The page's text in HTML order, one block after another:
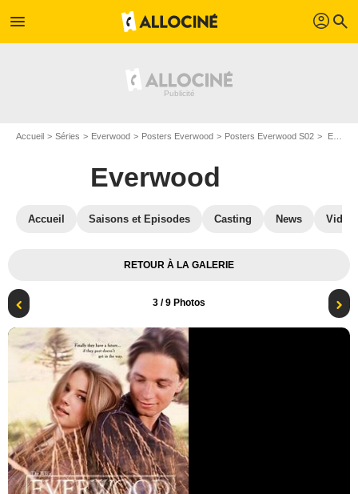
menu profil search
Accueil Séries Everwood Posters Everwood Posters Everwood S02 Everwood - Saison 2: Affiche
Everwood
Accueil Saisons et Episodes Casting News
RETOUR À LA GALERIE
3 / 9 Photos